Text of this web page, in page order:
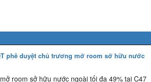
phê duyệt chủ trương mở room sở hữu nước
room sở hữu nước ngoài tối đa 49% tại C47